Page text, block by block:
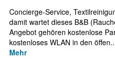
Concierge-Service,
damit wartet dieses B&B
Angebot gehören kostenlose
kostenloses WLAN in den
Mehr